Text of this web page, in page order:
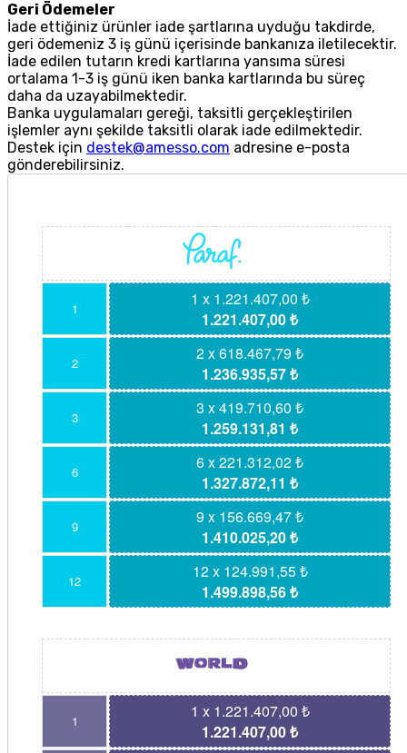
Geri Ödemeler
İade ettiğiniz ürünler iade şartlarına uyduğu takdirde,
geri ödemeniz 3 iş günü içerisinde bankanıza iletilecektir.
İade edilen tutarın kredi kartlarına yansıma süresi
ortalama 1-3 iş günü iken banka kartlarında bu süreç
daha da uzayabilmektedir.
Banka uygulamaları gereği, taksitli gerçekleştirilen
işlemler aynı şekilde taksitli olarak iade edilmektedir.
Destek için destek@amesso.com adresine e-posta
gönderebilirsiniz.
1
1 x 1.221.407,00 ₺
1.221.407,00 ₺
2
2 x 618.467,79 ₺
1.236.935,57 ₺
3
3 x 419.710,60 ₺
1.259.131,81 ₺
6
6 x 221.312,02 ₺
1.327.872,11 ₺
9
9 x 156.669,47 ₺
1.410.025,20 ₺
12
12 x 124.991,55 ₺
1.499.898,56 ₺
1
1 x 1.221.407,00 ₺
1.221.407,00 ₺